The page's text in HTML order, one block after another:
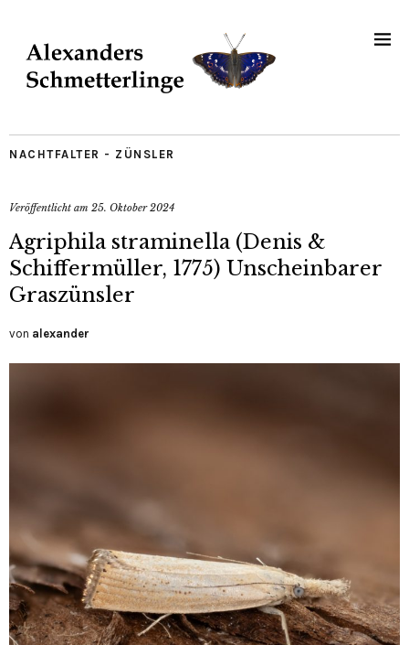
NACHTFALTER - ZÜNSLER
Veröffentlicht am 25. Oktober 2024
Agriphila straminella (Denis &
Schiffermüller, 1775) Unscheinbarer
Graszünsler
von alexander